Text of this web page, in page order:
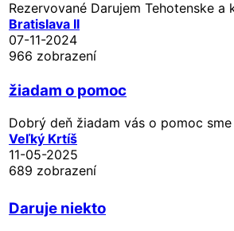
Rezervované Darujem Tehotenske a
Bratislava II
07-11-2024
966 zobrazení
žiadam o pomoc
Dobrý deň žiadam vás o pomoc
Veľký Krtíš
11-05-2025
689 zobrazení
Daruje niekto